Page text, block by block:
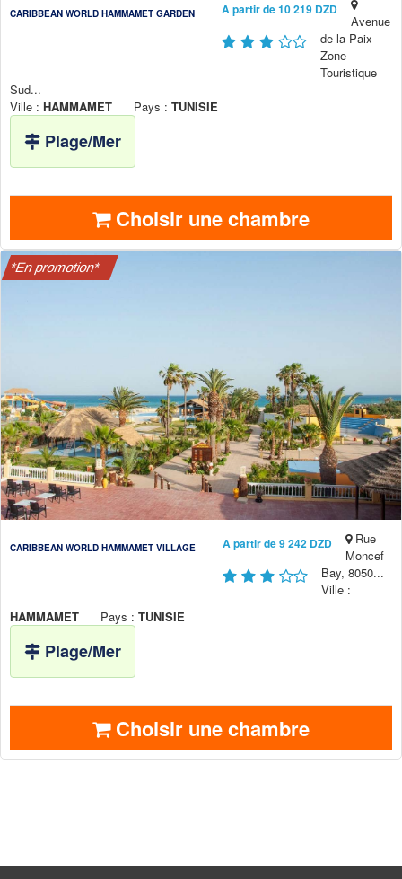
CARIBBEAN WORLD HAMMAMET GARDEN A partir de 10 219 DZD
Avenue
de la Paix -
Zone
Touristique
Sud...
Ville : HAMMAMET Pays : TUNISIE
Plage/Mer
Choisir une chambre
*En promotion*
CARIBBEAN WORLD HAMMAMET VILLAGE A partir de 9 242 DZD
Rue
Moncef
Bay, 8050...
Ville :
HAMMAMET Pays : TUNISIE
Plage/Mer
Choisir une chambre